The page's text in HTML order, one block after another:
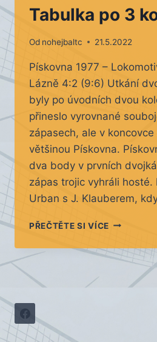
Tabulka po 3
Od nohejbaltc 21.5.2022
Pískovna 1977 –
Lázně 4:2 (9:6) Utkání
byly po úvodních dvou
přineslo vyrovnané
zápasech, ale v
většinou Pískovna.
dva body v prvních
zápas trojic vyhráli hosté.
Urban s J. Klauberem,
PŘEČTĚTE SI VÍCETABULKA